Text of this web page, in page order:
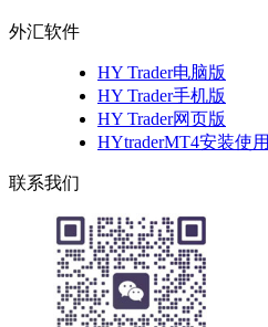
外汇软件
HY Trader电脑版
HY Trader手机版
HY Trader网页版
HYtraderMT4安装使用
联系我们